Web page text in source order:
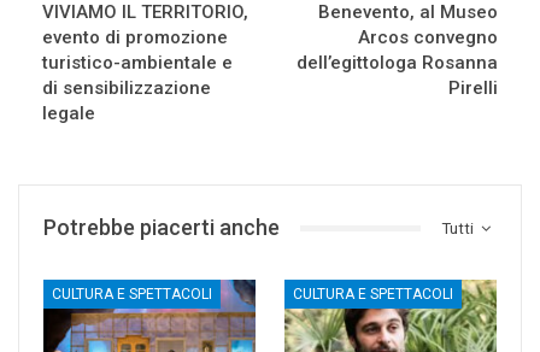
VIVIAMO IL TERRITORIO,
evento di promozione
turistico-ambientale e
di sensibilizzazione
legale
Benevento, al Museo
Arcos convegno
dell’egittologa Rosanna
Pirelli
Tutti
Potrebbe piacerti anche
CULTURA E SPETTACOLI CULTURA E SPETTACOLI